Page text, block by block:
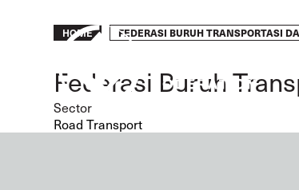
Breadcrumb
HOME FEDERASI BURUH TRANSPORTASI
Federasi Buruh
Sector
Road Transport